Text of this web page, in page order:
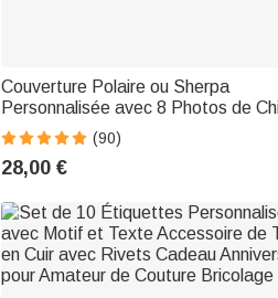
Couverture Polaire ou Sherpa
Personnalisée avec 8 Photos de
Nom Cadeau Anniversaire Fête pour
Famille Amoureux d'Animal de
(90)
28,00 €